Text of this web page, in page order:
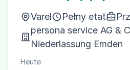
Varel Pełny etat
persona service AG &
Niederlassung Emden
Heute